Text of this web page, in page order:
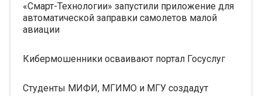
«Смарт-Технологии» запустили приложение для
автоматической заправки самолетов малой
авиации
Кибермошенники осваивают портал Госуслуг
Студенты МИФИ, МГИМО и МГУ создадут